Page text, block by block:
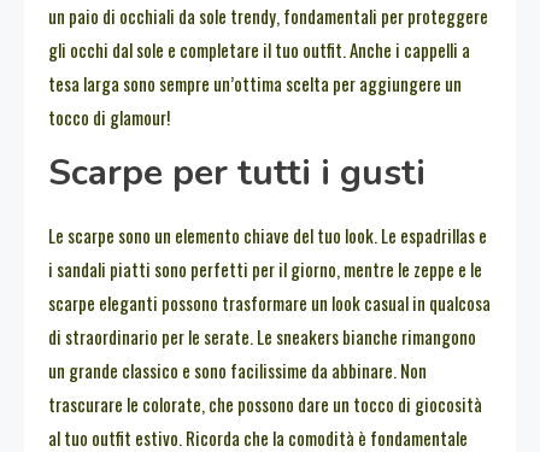
un paio di occhiali da sole trendy, fondamentali per proteggere
gli occhi dal sole e completare il tuo outfit. Anche i cappelli a
tesa larga sono sempre un’ottima scelta per aggiungere un
tocco di glamour!
Scarpe per tutti i gusti
Le scarpe sono un elemento chiave del tuo look. Le espadrillas e
i sandali piatti sono perfetti per il giorno, mentre le zeppe e le
scarpe eleganti possono trasformare un look casual in qualcosa
di straordinario per le serate. Le sneakers bianche rimangono
un grande classico e sono facilissime da abbinare. Non
trascurare le colorate, che possono dare un tocco di giocosità
al tuo outfit estivo. Ricorda che la comodità è fondamentale